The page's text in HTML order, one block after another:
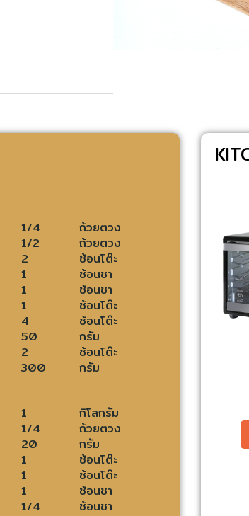
1/4
ถ้วยตวง
1/2
ถ้วยตวง
2
ช้อนโต๊ะ
1
ช้อนชา
1
ช้อนชา
1
ช้อนโต๊ะ
4
ช้อนโต๊ะ
50
กรัม
2
ช้อนโต๊ะ
300 กรัม
1
กิโลกรัม
1/4
ถ้วยตวง
20
กรัม
1
ช้อนโต๊ะ
1
ช้อนโต๊ะ
1
ช้อนชา
1/4 ช้อนชา